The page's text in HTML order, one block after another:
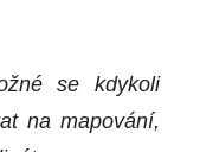
se kdykoli
na mapování,